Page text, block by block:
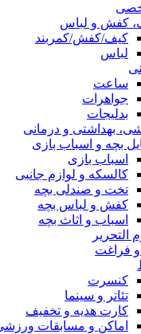
کفش و لباس
کیف/کفش/کمربند
لباس
ساعت
جواهرات
بدلیجات
بهداشتی و درمانی
بچه و اسباب بازی
اسباب بازی
کالسکه و لوازم جانبی
تخت و صندلی بچه
کفش و لباس بچه
اسباب و اثاث بچه
التحریر
فراغت
کنسرت
تئاتر و سینما
کارت هدیه و تخفیف
اماکن و مسابقات ورزشی